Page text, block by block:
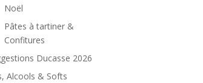
Noël
Pâtes à tartiner &
Confitures
Ducasse 2026
Alcools & Softs